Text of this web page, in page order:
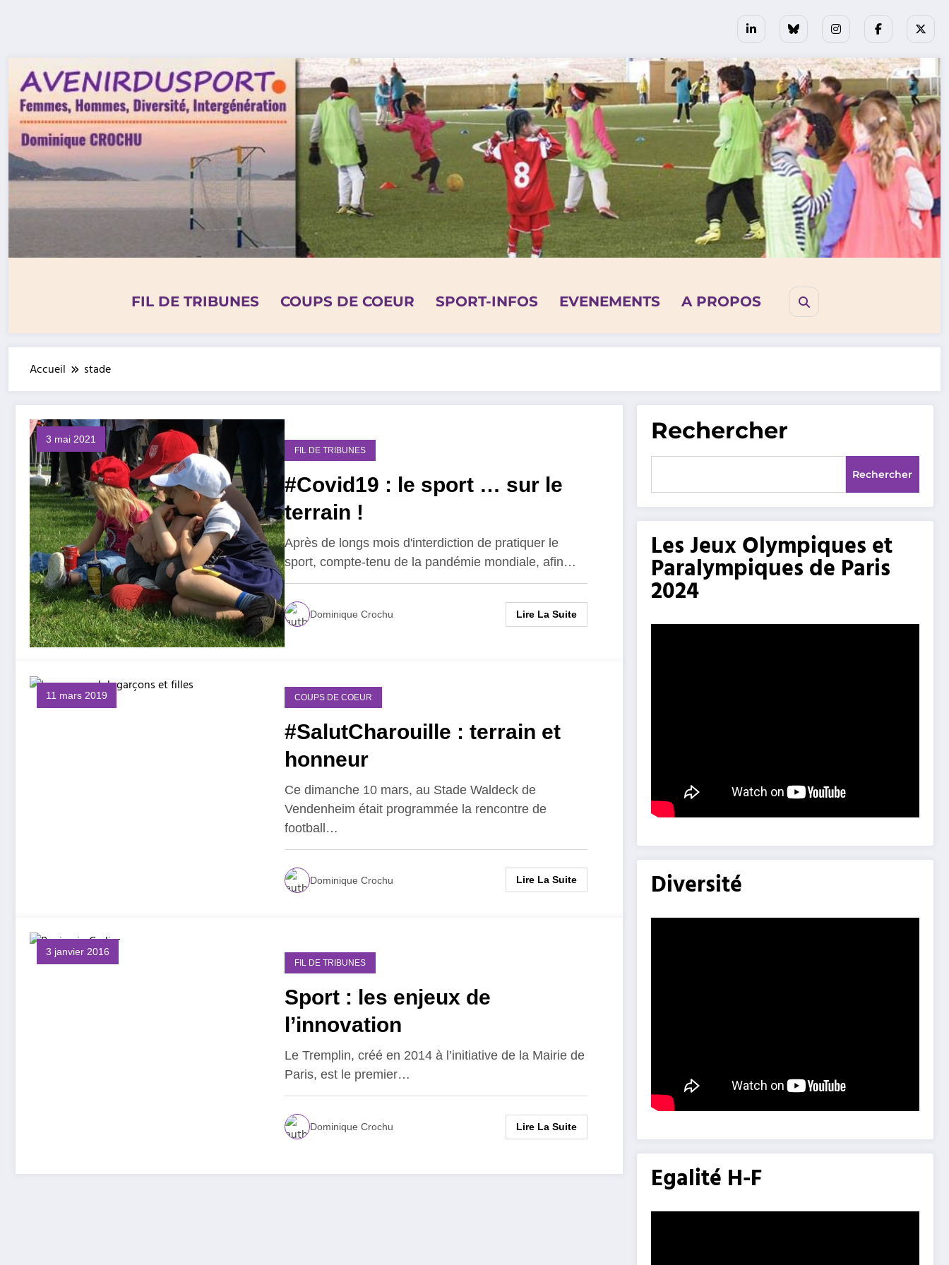
FIL DE TRIBUNES COUPS DE COEUR SPORT-INFOS EVENEMENTS A PROPOS
Accueil stade
3 mai 2021
FIL DE TRIBUNES
#Covid19 : le sport … sur le
terrain !
Après de longs mois d'interdiction de pratiquer le
sport, compte-tenu de la pandémie mondiale, afin…
Dominique Crochu Lire La Suite
11 mars 2019 COUPS DE COEUR
#SalutCharouille : terrain et
honneur
Ce dimanche 10 mars, au Stade Waldeck de
Vendenheim était programmée la rencontre de
football…
Dominique Crochu Lire La Suite
3 janvier 2016
FIL DE TRIBUNES
Sport : les enjeux de
l’innovation
Le Tremplin, créé en 2014 à l’initiative de la Mairie de
Paris, est le premier…
Dominique Crochu Lire La Suite
Rechercher
Rechercher
Les Jeux Olympiques et
Paralympiques de Paris
2024
Diversité
Egalité H-F